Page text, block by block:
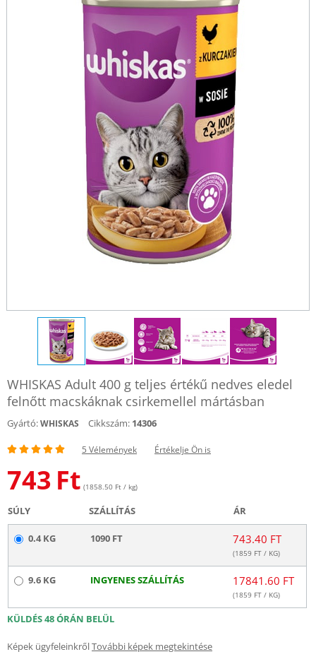
WHISKAS Adult 400 g teljes értékű nedves eledel
felnőtt macskáknak csirkemellel mártásban
Gyártó:WHISKAS Cikkszám: 14306
5 Vélemények Értékelje Ön is
743 Ft (1858.50 Ft / kg)
SÚLY SZÁLLÍTÁS ÁR
0.4 KG 1090 FT 743.40 FT
(1859 FT / KG)
9.6 KG INGYENES SZÁLLÍTÁS 17841.60 FT
(1859 FT / KG)
KÜLDÉS 48 ÓRÁN BELÜL
Képek ügyfeleinkrőlTovábbi képek megtekintése